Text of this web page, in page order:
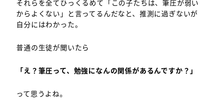
それらを全てひっくるめて「この子たちは、筆圧が弱い
からよくない」と言ってるんだなと、推測に過ぎないが
自分にはわかった。
普通の生徒が聞いたら
「え？筆圧って、勉強になんの関係があるんですか？」
って思うよね。